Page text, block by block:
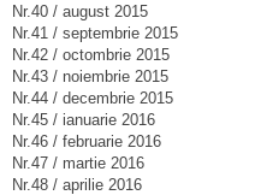
Nr.40 / august 2015
Nr.41 / septembrie 2015
Nr.42 / octombrie 2015
Nr.43 / noiembrie 2015
Nr.44 / decembrie 2015
Nr.45 / ianuarie 2016
Nr.46 / februarie 2016
Nr.47 / martie 2016
Nr.48 / aprilie 2016